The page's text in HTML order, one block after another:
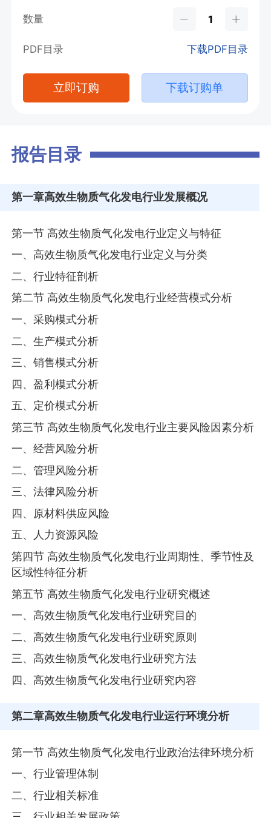
数量
PDF目录 下载PDF目录
立即订购 下载订购单
报告目录
第一章高效生物质气化发电行业发展概况
第一节 高效生物质气化发电行业定义与特征
一、高效生物质气化发电行业定义与分类
二、行业特征剖析
第二节 高效生物质气化发电行业经营模式分析
一、采购模式分析
二、生产模式分析
三、销售模式分析
四、盈利模式分析
五、定价模式分析
第三节 高效生物质气化发电行业主要风险因素分析
一、经营风险分析
二、管理风险分析
三、法律风险分析
四、原材料供应风险
五、人力资源风险
第四节 高效生物质气化发电行业周期性、季节性及
区域性特征分析
第五节 高效生物质气化发电行业研究概述
一、高效生物质气化发电行业研究目的
二、高效生物质气化发电行业研究原则
三、高效生物质气化发电行业研究方法
四、高效生物质气化发电行业研究内容
第二章高效生物质气化发电行业运行环境分析
第一节 高效生物质气化发电行业政治法律环境分析
一、行业管理体制
二、行业相关标准